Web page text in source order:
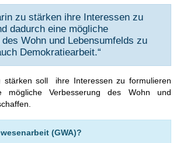
zu stärken ihre Interessen zu
dadurch eine mögliche
Wohn und Lebensumfelds zu
Demokratiearbeit.“
stärken soll ihre Interessen zu formulieren
mögliche Verbesserung des Wohn und
(GWA)?